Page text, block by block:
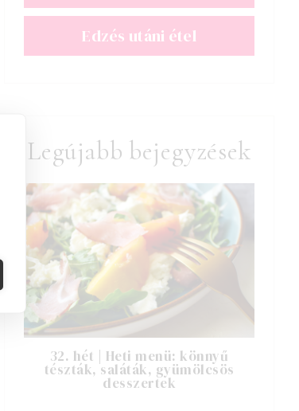
Edzés utáni étel
Legújabb bejegyzések
32. hét | Heti menü: könnyű
tészták, saláták, gyümölcsös
desszertek